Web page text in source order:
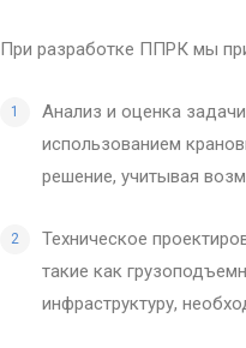
При разработке ППРК мы
Анализ и оценка
использованием
решение, учитывая
Техническое
такие как
инфраструктуру,